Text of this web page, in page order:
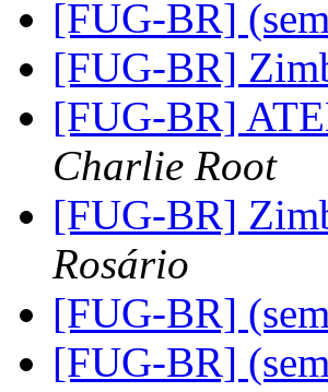
[FUG-BR]
[FUG-BR]
[FUG-BR]
Charlie Root
[FUG-BR]
Rosário
[FUG-BR]
[FUG-BR]